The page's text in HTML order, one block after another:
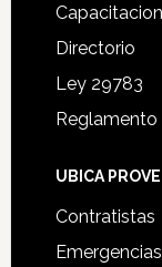
Directorio
Ley 29783
Reglamento
UBICA
Contratistas
Emergencias